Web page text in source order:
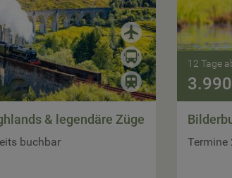
& legendäre Züge
buchbar
12 Tage
Termine